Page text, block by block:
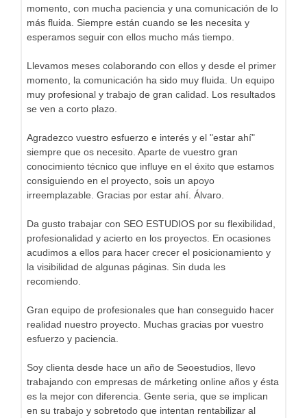
momento, con mucha paciencia y una comunicación de lo
más fluida. Siempre están cuando se les necesita y
esperamos seguir con ellos mucho más tiempo.
Llevamos meses colaborando con ellos y desde el primer
momento, la comunicación ha sido muy fluida. Un equipo
muy profesional y trabajo de gran calidad. Los resultados
se ven a corto plazo.
Agradezco vuestro esfuerzo e interés y el "estar ahí"
siempre que os necesito. Aparte de vuestro gran
conocimiento técnico que influye en el éxito que estamos
consiguiendo en el proyecto, sois un apoyo
irreemplazable. Gracias por estar ahí. Álvaro.
Da gusto trabajar con SEO ESTUDIOS por su flexibilidad,
profesionalidad y acierto en los proyectos. En ocasiones
acudimos a ellos para hacer crecer el posicionamiento y
la visibilidad de algunas páginas. Sin duda les
recomiendo.
Gran equipo de profesionales que han conseguido hacer
realidad nuestro proyecto. Muchas gracias por vuestro
esfuerzo y paciencia.
Soy clienta desde hace un año de Seoestudios, llevo
trabajando con empresas de márketing online años y ésta
es la mejor con diferencia. Gente seria, que se implican
en su trabajo y sobretodo que intentan rentabilizar al